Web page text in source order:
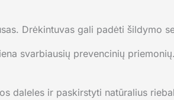
Drėkintuvas gali padėti šildymo
svarbiausių prevencinių
daleles ir paskirstyti natūralius